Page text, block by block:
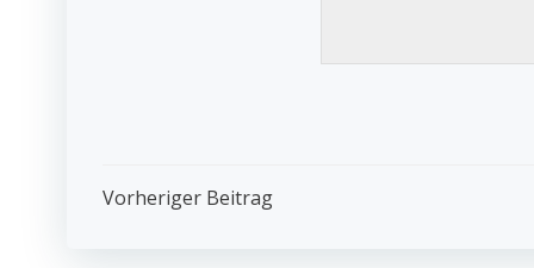
Post
Vorheriger Beitrag